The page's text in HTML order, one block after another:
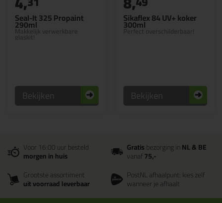
Seal-It 325 Propaint
290ml
Makkelijk verwerkbare
glaskit!
Bekijken
Sikaflex 84 UV+ koker
300ml
Perfect overschilderbaar!
Bekijken
Voor 16:00 uur besteld
morgen in huis
Gratisbezorging inNL & BE
vanaf75,-
Grootste assortiment
uit voorraad leverbaar
PostNL afhaalpunt: kies zelf
wanneer je afhaalt